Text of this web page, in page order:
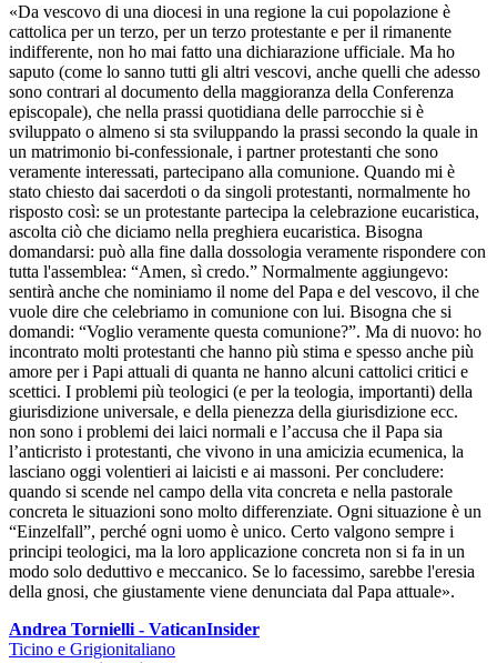
«Da vescovo di una diocesi in una regione la cui popolazione è
cattolica per un terzo, per un terzo protestante e per il rimanente
indifferente, non ho mai fatto una dichiarazione ufficiale. Ma ho
saputo (come lo sanno tutti gli altri vescovi, anche quelli che adesso
sono contrari al documento della maggioranza della Conferenza
episcopale), che nella prassi quotidiana delle parrocchie si è
sviluppato o almeno si sta sviluppando la prassi secondo la quale in
un matrimonio bi-confessionale, i partner protestanti che sono
veramente interessati, partecipano alla comunione. Quando mi è
stato chiesto dai sacerdoti o da singoli protestanti, normalmente ho
risposto così: se un protestante partecipa la celebrazione eucaristica,
ascolta ciò che diciamo nella preghiera eucaristica. Bisogna
domandarsi: può alla fine dalla dossologia veramente rispondere con
tutta l'assemblea: “Amen, sì credo.” Normalmente aggiungevo:
sentirà anche che nominiamo il nome del Papa e del vescovo, il che
vuole dire che celebriamo in comunione con lui. Bisogna che si
domandi: “Voglio veramente questa comunione?ˮ. Ma di nuovo: ho
incontrato molti protestanti che hanno più stima e spesso anche più
amore per i Papi attuali di quanta ne hanno alcuni cattolici critici e
scettici. I problemi più teologici (e per la teologia, importanti) della
giurisdizione universale, e della pienezza della giurisdizione ecc.
non sono i problemi dei laici normali e l’accusa che il Papa sia
l’anticristo i protestanti, che vivono in una amicizia ecumenica, la
lasciano oggi volentieri ai laicisti e ai massoni. Per concludere:
quando si scende nel campo della vita concreta e nella pastorale
concreta le situazioni sono molto differenziate. Ogni situazione è un
“Einzelfall”, perché ogni uomo è unico. Certo valgono sempre i
principi teologici, ma la loro applicazione concreta non si fa in un
modo solo deduttivo e meccanico. Se lo facessimo, sarebbe l'eresia
della gnosi, che giustamente viene denunciata dal Papa attuale».
Andrea Tornielli - VaticanInsider
Ticino e Grigionitaliano